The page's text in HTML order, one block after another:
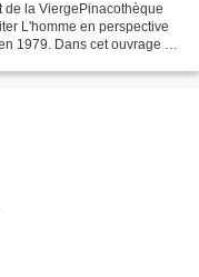
de la ViergePinacothèque
L'homme en perspective
1979. Dans cet ouvrage de